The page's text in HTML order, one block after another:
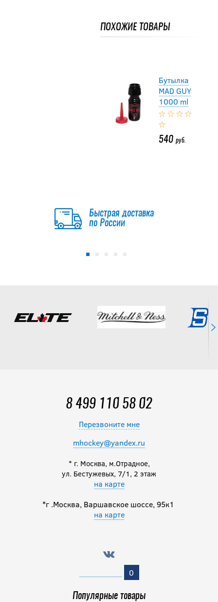
ПОХОЖИЕ ТОВАРЫ
Бутылка
MAD GUY
1000 ml
540 руб.
Быстрая доставка
по России
8 499 110 58 02
Перезвоните мне
mhockey@yandex.ru
* г. Москва, м.Отрадное,
ул. Бестужевых, 7/1, 2 этаж
на карте
*г .Москва, Варшавское шоссе, 95к1
на карте
0
Популярные товары